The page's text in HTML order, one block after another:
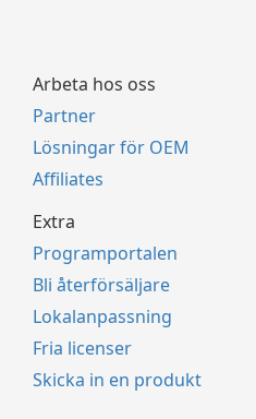
Arbeta hos oss
Partner
Lösningar för OEM
Affiliates
Extra
Programportalen
Bli återförsäljare
Lokalanpassning
Fria licenser
Skicka in en produkt